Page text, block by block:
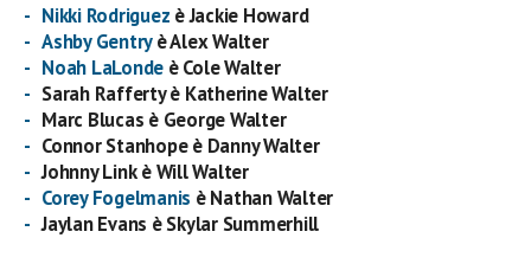
Nikki Rodriguez è Jackie Howard
Ashby Gentryè Alex Walter
Noah LaLonde è Cole Walter
Sarah Rafferty è Katherine Walter
Marc Blucas è George Walter
Connor Stanhope è Danny Walter
Johnny Link è Will Walter
Corey Fogelmanis è Nathan Walter
Jaylan Evans è Skylar Summerhill